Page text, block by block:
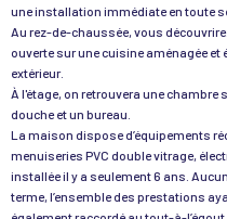
une installation immédiate en toute
Au rez-de-chaussée, vous
ouverte sur une cuisine aménagée et
extérieur.
À l'étage, on retrouvera une chambre
douche et un bureau.
La maison dispose d’équipements
menuiseries PVC double vitrage,
installée il y a seulement 6 ans.
terme, l’ensemble des prestations